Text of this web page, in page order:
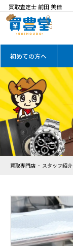
買取査定士 前田 美佳
初めての方へ
買取専門店 スタッフ紹介